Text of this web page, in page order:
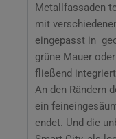
Metallfassaden
mit
eingepasst in
grüne Mauer
fließend
An den Rändern
ein
endet. Und die